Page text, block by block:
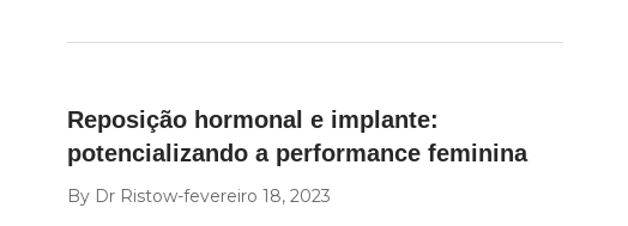
Reposição hormonal e implante:
potencializando a performance feminina
By Dr Ristow fevereiro 18, 2023